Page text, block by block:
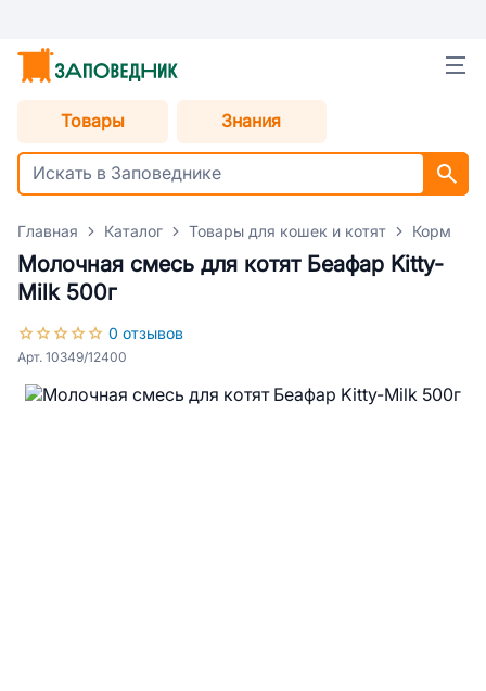
Товары Знания
Главная Каталог Товары для кошек и котят Корм
Молочная смесь для котят Беафар Kitty-
Milk 500г
0 отзывов
Арт. 10349/12400